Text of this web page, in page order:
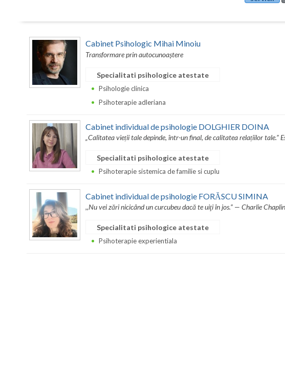
Cabinet Psihologic Mihai Minoiu
Transformare prin autocunoaștere
Specialitati psihologice atestate
Psihologie clinica
Psihoterapie adleriana
Cabinet individual de psihologie DOLGHIER DOINA
„Calitatea vieții tale depinde, într-un final, de calitatea relațiilor tale.”
Specialitati psihologice atestate
Psihoterapie sistemica de familie si cuplu
Cabinet individual de psihologie FORĂSCU SIMINA
,,Nu vei zări nicicând un curcubeu dacă te uiţi în jos.” — Charlie Chaplin
Specialitati psihologice atestate
Psihoterapie experientiala